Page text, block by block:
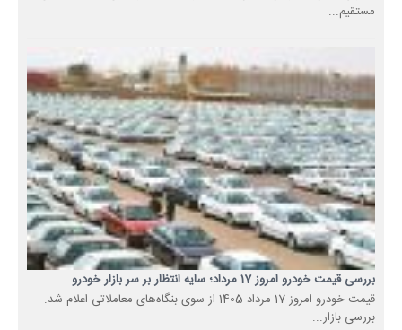
مستقیم...
بررسی قیمت خودرو امروز 17 مرداد؛ سایه انتظار بر سر بازار خودرو
قیمت خودرو امروز 17 مرداد 1405 از سوی بنگاه‌های معاملاتی اعلام شد.
بررسی بازار...